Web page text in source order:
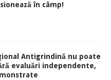
în câmp!
Antigrindină nu poate
evaluări independente,